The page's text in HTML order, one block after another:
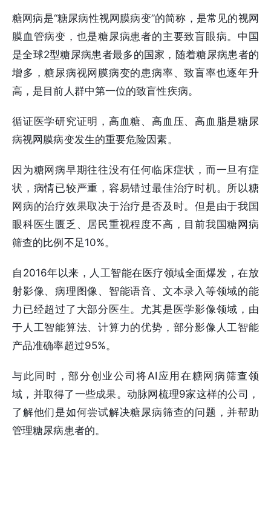
糖网病是“糖尿病性视网膜病变”的简称，是常见的视网
膜血管病变，也是糖尿病患者的主要致盲眼病。中国
是全球2型糖尿病患者最多的国家，随着糖尿病患者的
增多，糖尿病视网膜病变的患病率、致盲率也逐年升
高，是目前人群中第一位的致盲性疾病。
循证医学研究证明，高血糖、高血压、高血脂是糖尿
病视网膜病变发生的重要危险因素。
因为糖网病早期往往没有任何临床症状，而一旦有症
状，病情已较严重，容易错过最佳治疗时机。所以糖
网病的治疗效果取决于治疗是否及时。但是由于我国
眼科医生匮乏、居民重视程度不高，目前我国糖网病
筛查的比例不足10%。
自2016年以来，人工智能在医疗领域全面爆发，在放
射影像、病理图像、智能语音、文本录入等领域的能
力已经超过了大部分医生。尤其是医学影像领域，由
于人工智能算法、计算力的优势，部分影像人工智能
产品准确率超过95%。
与此同时，部分创业公司将AI应用在糖网病筛查领
域，并取得了一些成果。动脉网梳理9家这样的公司，
了解他们是如何尝试解决糖尿病筛查的问题，并帮助
管理糖尿病患者的。